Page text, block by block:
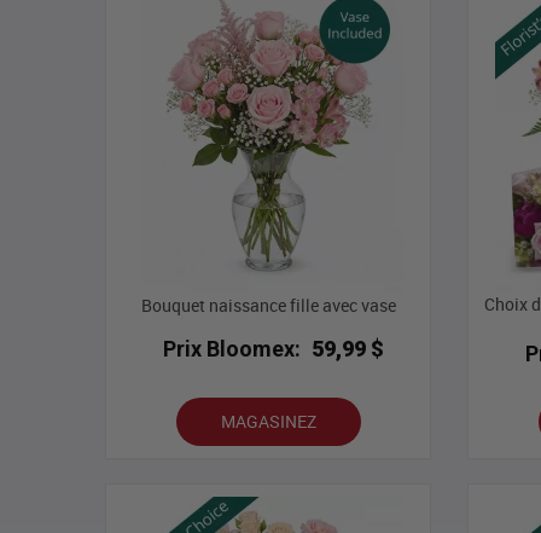
Bouquet naissance fille avec vase
Prix Bloomex: 59,99 $
MAGASINEZ
Choix